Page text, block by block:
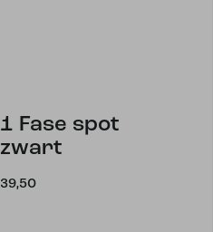
1 Fase spot
zwart
39,50